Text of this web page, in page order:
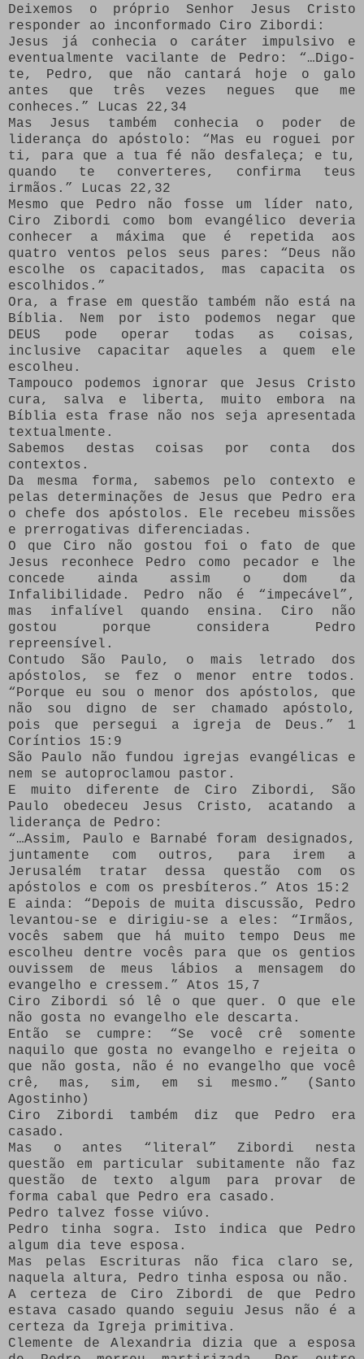
Deixemos o próprio Senhor Jesus Cristo
responder ao inconformado Ciro Zibordi:
Jesus já conhecia o caráter impulsivo e
eventualmente vacilante de Pedro: “…Digo-
te, Pedro, que não cantará hoje o galo
antes que três vezes negues que me
conheces.” Lucas 22,34
Mas Jesus também conhecia o poder de
liderança do apóstolo: “Mas eu roguei por
ti, para que a tua fé não desfaleça; e tu,
quando te converteres, confirma teus
irmãos.” Lucas 22,32
Mesmo que Pedro não fosse um líder nato,
Ciro Zibordi como bom evangélico deveria
conhecer a máxima que é repetida aos
quatro ventos pelos seus pares: “Deus não
escolhe os capacitados, mas capacita os
escolhidos.”
Ora, a frase em questão também não está na
Bíblia. Nem por isto podemos negar que
DEUS pode operar todas as coisas,
inclusive capacitar aqueles a quem ele
escolheu.
Tampouco podemos ignorar que Jesus Cristo
cura, salva e liberta, muito embora na
Bíblia esta frase não nos seja apresentada
textualmente.
Sabemos destas coisas por conta dos
contextos.
Da mesma forma, sabemos pelo contexto e
pelas determinações de Jesus que Pedro era
o chefe dos apóstolos. Ele recebeu missões
e prerrogativas diferenciadas.
O que Ciro não gostou foi o fato de que
Jesus reconhece Pedro como pecador e lhe
concede ainda assim o dom da
Infalibilidade. Pedro não é “impecável”,
mas infalível quando ensina. Ciro não
gostou porque considera Pedro
repreensível.
Contudo São Paulo, o mais letrado dos
apóstolos, se fez o menor entre todos.
“Porque eu sou o menor dos apóstolos, que
não sou digno de ser chamado apóstolo,
pois que persegui a igreja de Deus.” 1
Coríntios 15:9
São Paulo não fundou igrejas evangélicas e
nem se autoproclamou pastor.
E muito diferente de Ciro Zibordi, São
Paulo obedeceu Jesus Cristo, acatando a
liderança de Pedro:
“…Assim, Paulo e Barnabé foram designados,
juntamente com outros, para irem a
Jerusalém tratar dessa questão com os
apóstolos e com os presbíteros.” Atos 15:2
E ainda: “Depois de muita discussão, Pedro
levantou-se e dirigiu-se a eles: “Irmãos,
vocês sabem que há muito tempo Deus me
escolheu dentre vocês para que os gentios
ouvissem de meus lábios a mensagem do
evangelho e cressem.” Atos 15,7
Ciro Zibordi só lê o que quer. O que ele
não gosta no evangelho ele descarta.
Então se cumpre: “Se você crê somente
naquilo que gosta no evangelho e rejeita o
que não gosta, não é no evangelho que você
crê, mas, sim, em si mesmo.” (Santo
Agostinho)
Ciro Zibordi também diz que Pedro era
casado.
Mas o antes “literal” Zibordi nesta
questão em particular subitamente não faz
questão de texto algum para provar de
forma cabal que Pedro era casado.
Pedro talvez fosse viúvo.
Pedro tinha sogra. Isto indica que Pedro
algum dia teve esposa.
Mas pelas Escrituras não fica claro se,
naquela altura, Pedro tinha esposa ou não.
A certeza de Ciro Zibordi de que Pedro
estava casado quando seguiu Jesus não é a
certeza da Igreja primitiva.
Clemente de Alexandria dizia que a esposa